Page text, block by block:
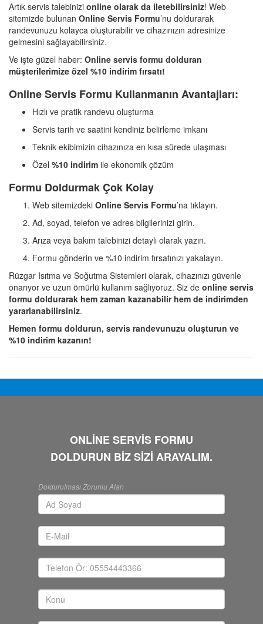
Artık servis talebinizi online olarak da iletebilirsiniz! Web
sitemizde bulunan Online Servis Formu’nu doldurarak
randevunuzu kolayca oluşturabilir ve cihazınızın adresinize
gelmesini sağlayabilirsiniz.
Ve işte güzel haber: Online servis formu dolduran
müşterilerimize özel %10 indirim fırsatı!
Online Servis Formu Kullanmanın Avantajları:
Hızlı ve pratik randevu oluşturma
Servis tarih ve saatini kendiniz belirleme imkanı
Teknik ekibimizin cihazınıza en kısa sürede ulaşması
Özel %10 indirim ile ekonomik çözüm
Formu Doldurmak Çok Kolay
Web sitemizdeki Online Servis Formu’na tıklayın.
Ad, soyad, telefon ve adres bilgilerinizi girin.
Arıza veya bakım talebinizi detaylı olarak yazın.
Formu gönderin ve %10 indirim fırsatınızı yakalayın.
Rüzgar Isıtma ve Soğutma Sistemleri olarak, cihazınızı güvenle
onarıyor ve uzun ömürlü kullanım sağlıyoruz. Siz de online servis
formu doldurarak hem zaman kazanabilir hem de indirimden
yararlanabilirsiniz.
Hemen formu doldurun, servis randevunuzu oluşturun ve
%10 indirim kazanın!
ONLİNE SERVİS FORMU
DOLDURUN BİZ SİZİ ARAYALIM.
Doldurulması Zorunlu Alan